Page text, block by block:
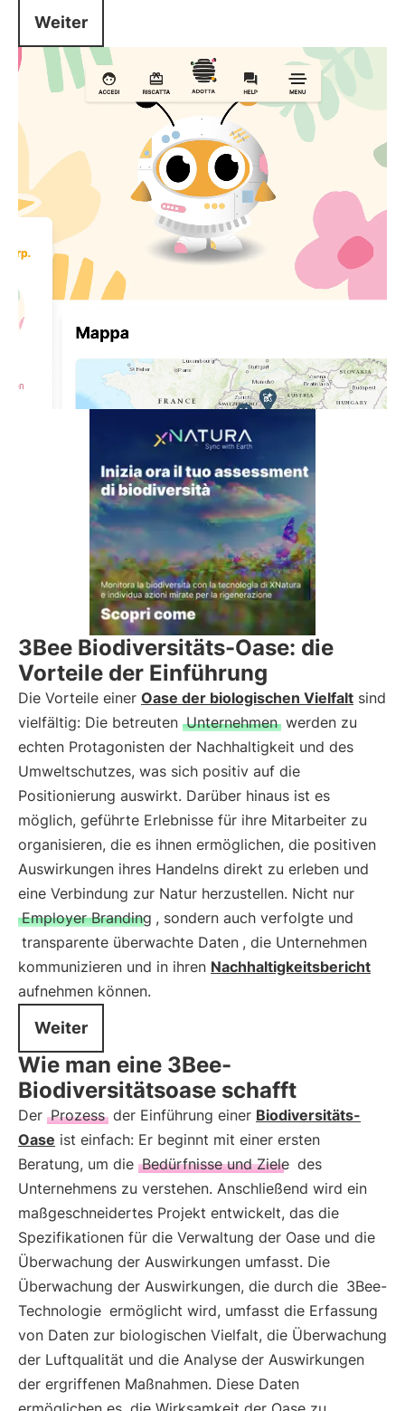
Weiter
3Bee Biodiversitäts-Oase: die
Vorteile der Einführung
Die Vorteile einer Oase der biologischen Vielfalt sind
vielfältig: Die betreuten Unternehmen werden zu
echten Protagonisten der Nachhaltigkeit und des
Umweltschutzes, was sich positiv auf die
Positionierung auswirkt. Darüber hinaus ist es
möglich, geführte Erlebnisse für ihre Mitarbeiter zu
organisieren, die es ihnen ermöglichen, die positiven
Auswirkungen ihres Handelns direkt zu erleben und
eine Verbindung zur Natur herzustellen. Nicht nur
Employer Branding , sondern auch verfolgte und
transparente überwachte Daten , die Unternehmen
kommunizieren und in ihren Nachhaltigkeitsbericht
aufnehmen können.
Weiter
Wie man eine 3Bee-
Biodiversitätsoase schafft
Der Prozess der Einführung einer Biodiversitäts-
Oase ist einfach: Er beginnt mit einer ersten
Beratung, um die Bedürfnisse und Ziele des
Unternehmens zu verstehen. Anschließend wird ein
maßgeschneidertes Projekt entwickelt, das die
Spezifikationen für die Verwaltung der Oase und die
Überwachung der Auswirkungen umfasst. Die
Überwachung der Auswirkungen, die durch die 3Bee-
Technologie ermöglicht wird, umfasst die Erfassung
von Daten zur biologischen Vielfalt, die Überwachung
der Luftqualität und die Analyse der Auswirkungen
der ergriffenen Maßnahmen. Diese Daten